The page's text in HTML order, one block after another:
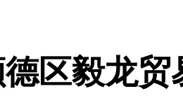
区毅龙贸